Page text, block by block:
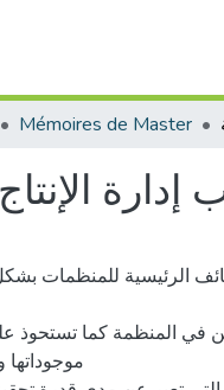
Mémoires de Master
إدارة
الرئيسية للمنظمات
في المنظمة كما تستحوذ